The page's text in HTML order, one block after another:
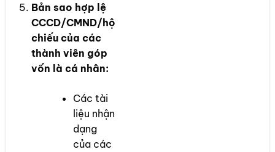
Bản sao hợp lệ
CCCD/CMND/hộ
chiếu của các
thành viên góp
vốn là cá nhân:
Các tài
liệu nhận
dạng
của các